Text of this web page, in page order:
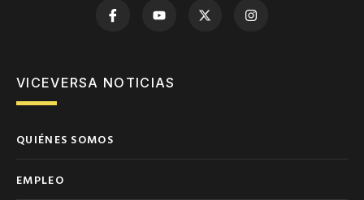
VICEVERSA NOTICIAS
QUIÉNES SOMOS
EMPLEO